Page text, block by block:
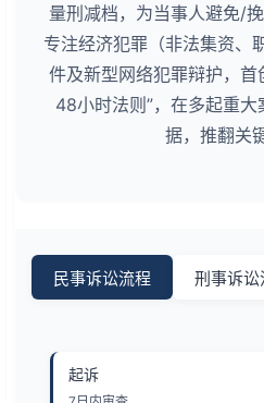
量刑减档，为当事人避免/
专注经济犯罪（非法集资、
件及新型网络犯罪辩护，首
48小时法则”，在多起重
据，推翻关
民事诉讼流程 刑事诉讼
起诉